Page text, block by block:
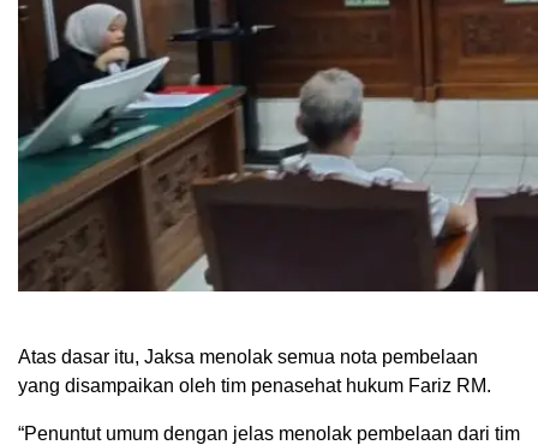
Atas dasar itu, Jaksa menolak semua nota pembelaan
yang disampaikan oleh tim penasehat hukum Fariz RM.
“Penuntut umum dengan jelas menolak pembelaan dari tim